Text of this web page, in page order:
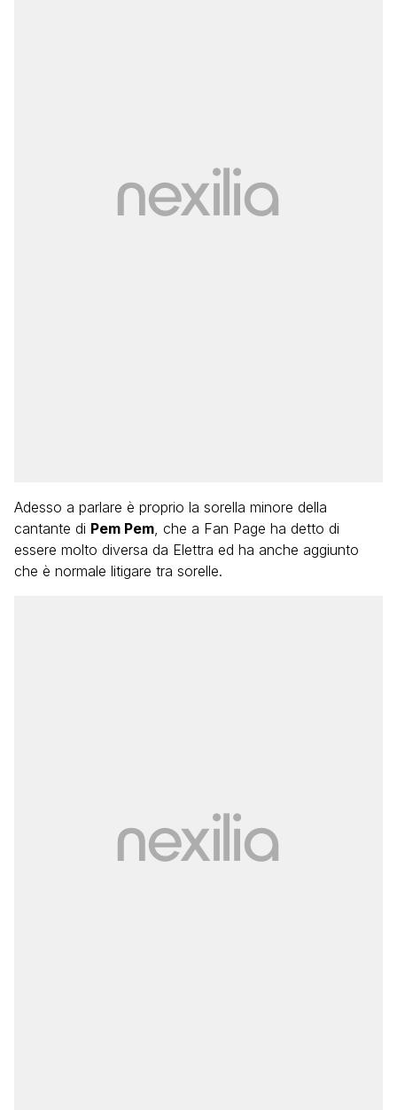
Adesso a parlare è proprio la sorella minore della
cantante di Pem Pem, che a Fan Page ha detto di
essere molto diversa da Elettra ed ha anche aggiunto
che è normale litigare tra sorelle.